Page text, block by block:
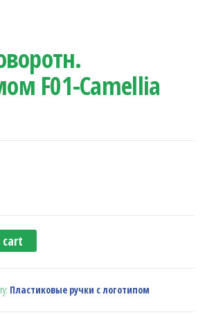
F01-Camellia
механизмом F01-Camellia борд.01
cart
Пластиковые ручки с логотипом